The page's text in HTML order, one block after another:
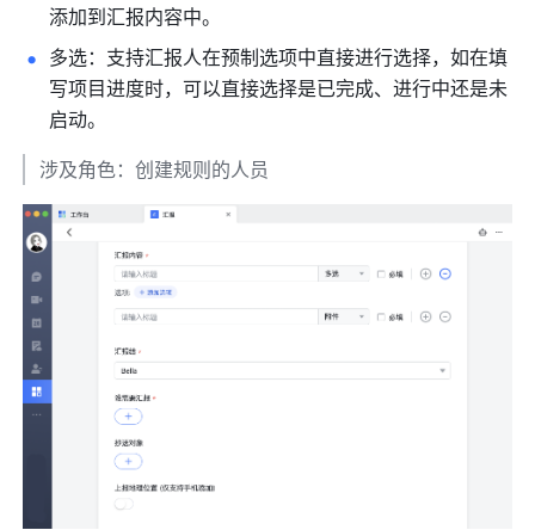
添加到汇报内容中。
多选：支持汇报人在预制选项中直接进行选择，如在填
写项目进度时，可以直接选择是已完成、进行中还是未
启动。
涉及角色：创建规则的人员